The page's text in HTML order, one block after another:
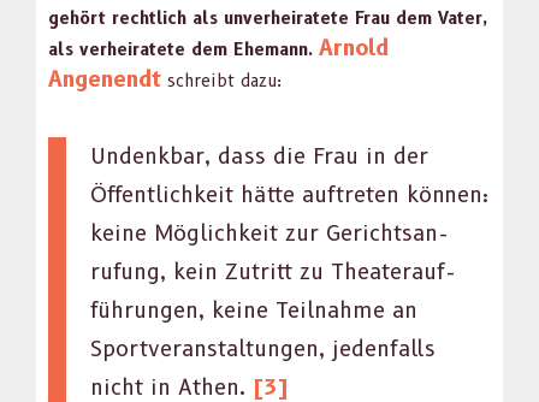
gehört rechtlich als unver­heiratete Frau dem Vater,
als ver­heiratete dem Ehe­mann. Arnold
Angenendt schreibt dazu:
Undenkbar, dass die Frau in der
Öffentlichkeit hätte auftreten kön­nen:
keine Möglichkeit zur Gericht­san­
rufung, kein Zutritt zu The­at­er­auf­
führun­gen, keine Teil­nahme an
Sportver­anstal­tun­gen, jeden­falls
nicht in Athen. [3]